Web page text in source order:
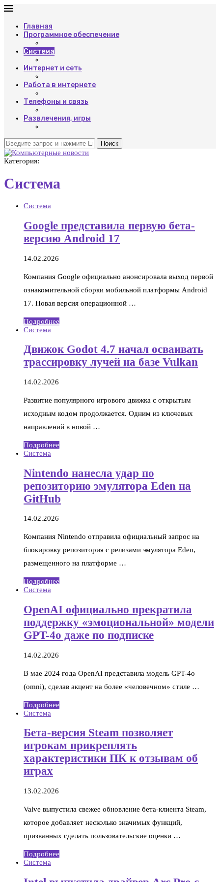
Главная
Программное обеспечение
Система
Интернет и сеть
Работа в интернете
Телефоны и связь
Развлечения, игры
Поиск
Категория:
Система
Система
Google представила первую бета-
версию Android 17
14.02.2026
Компания Google официально анонсировала выход первой
ознакомительной сборки мобильной платформы Android
17. Новая версия операционной …
Подробнее
Система
Движок Godot 4.7 начал осваивать
трассировку лучей на базе Vulkan
14.02.2026
Развитие популярного игрового движка с открытым
исходным кодом продолжается. Одним из ключевых
направлений в новой …
Подробнее
Система
Nintendo нанесла удар по
репозиторию эмулятора Eden на
GitHub
14.02.2026
Компания Nintendo отправила официальный запрос на
блокировку репозитория с релизами эмулятора Eden,
размещенного на платформе …
Подробнее
Система
OpenAI официально прекратила
поддержку «эмоциональной» модели
GPT-4o даже по подписке
14.02.2026
В мае 2024 года OpenAI представила модель GPT-4o
(omni), сделав акцент на более «человечном» стиле …
Подробнее
Система
Бета-версия Steam позволяет
игрокам прикреплять
характеристики ПК к отзывам об
играх
13.02.2026
Valve выпустила свежее обновление бета-клиента Steam,
которое добавляет несколько значимых функций,
призванных сделать пользовательские оценки …
Подробнее
Система